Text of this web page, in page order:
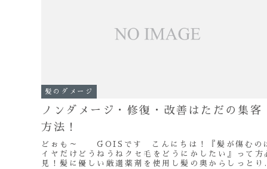
髪のダメージ
ノンダメージ・修復・改善はただの集客
方法！
どぉも～ GOISです こんにちは！『髪が傷むの
イヤだけどうねうねクセ毛をどうにかしたい』って方
見！髪に優しい厳選薬剤を使用し髪の奥からしっとり